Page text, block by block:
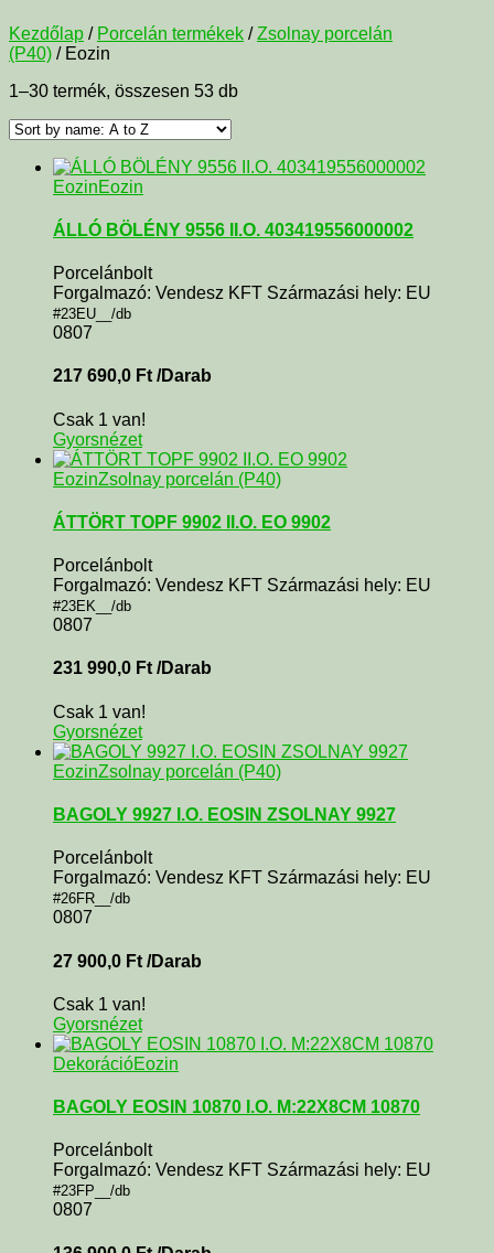
Kezdőlap / Porcelán termékek /Zsolnay porcelán
(P40) / Eozin
1–30 termék, összesen 53 db
EozinEozin
ÁLLÓ BÖLÉNY 9556 II.O. 403419556000002
Porcelánbolt
Forgalmazó: Vendesz KFT Származási hely: EU
#23EU__/db
0807
217 690,0 Ft /Darab
Csak 1 van!
Gyorsnézet
EozinZsolnay porcelán (P40)
ÁTTÖRT TOPF 9902 II.O. EO 9902
Porcelánbolt
Forgalmazó: Vendesz KFT Származási hely: EU
#23EK__/db
0807
231 990,0 Ft /Darab
Csak 1 van!
Gyorsnézet
EozinZsolnay porcelán (P40)
BAGOLY 9927 I.O. EOSIN ZSOLNAY 9927
Porcelánbolt
Forgalmazó: Vendesz KFT Származási hely: EU
#26FR__/db
0807
27 900,0 Ft /Darab
Csak 1 van!
Gyorsnézet
DekorációEozin
BAGOLY EOSIN 10870 I.O. M:22X8CM 10870
Porcelánbolt
Forgalmazó: Vendesz KFT Származási hely: EU
#23FP__/db
0807